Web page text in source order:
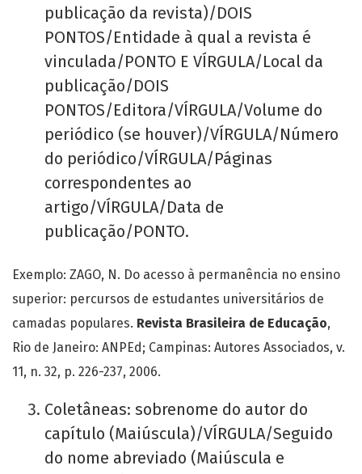
publicação da revista)/DOIS
PONTOS/Entidade à qual a revista é
vinculada/PONTO E VÍRGULA/Local da
publicação/DOIS
PONTOS/Editora/VÍRGULA/Volume do
periódico (se houver)/VÍRGULA/Número
do periódico/VÍRGULA/Páginas
correspondentes ao
artigo/VÍRGULA/Data de
publicação/PONTO.
Exemplo: ZAGO, N. Do acesso à permanência no ensino
superior: percursos de estudantes universitários de
camadas populares. Revista Brasileira de Educação,
Rio de Janeiro: ANPEd; Campinas: Autores Associados, v.
11, n. 32, p. 226-237, 2006.
Coletâneas: sobrenome do autor do
capítulo (Maiúscula)/VÍRGULA/Seguido
do nome abreviado (Maiúscula e